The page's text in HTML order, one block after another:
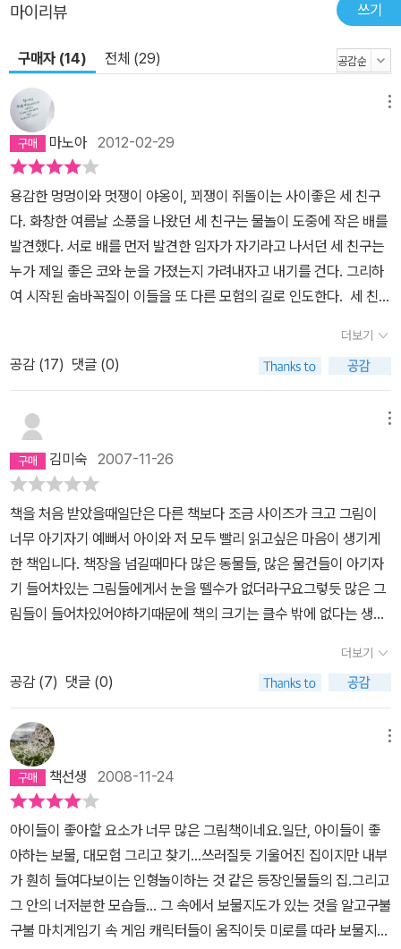
마이리뷰 쓰기
구매자 (14) 전체 (29)
마노아2012-02-29
용감한 멍멍이와 멋쟁이 야옹이, 꾀쟁이 쥐돌이는 사이좋은 세 친구
다. 화창한 여름날 소풍을 나왔던 세 친구는 물놀이 도중에 작은 배를
발견했다. 서로 배를 먼저 발견한 임자가 자기라고 나서던 세 친구는
누가 제일 좋은 코와 눈을 가졌는지 가려내자고 내기를 건다. 그리하
여 시작된 숨바꼭질이 이들을 또 다른 모험의 길로 인도한다. 세 친구
해적의 상자에 숨으려다가 보물지도를 발견하고 만다. 지도가 나왔으
면 마땅히 보물을 찾아 떠나야 하는 법! 세 친구들은 보물을 찾는 새로
운 모험에 돌입하기로 결정한다. 그렇다면 보물섬에는 어떻게 가야
하는 것일까. 꾀많은 쥐돌이가 방법을 찾아냈다. 바로 비행기를 만드
는 크지만! 비행기는 보물섬에 도착했지만 무사히 착지하지는 못했
다. 동굴에 부딪쳐서 산산조각이 난 세친구의 비행기. 섬에는 많은 원
숭이들이 있었다. 세 친구는 원숭이들의 도움을 받아 보물선을 고쳐
서 원숭이들까지 태우고 자신들의 마을로 돌아온다. 아주 튼튼하고
실용적인, 멋드러진 보물선이 근사하기만 하다. 보물을 싣지 않아도
그 자체로 보물이다! 모험을 끝내고 돌아온 친구들은 축배를 들며 모
험의 대미를 장식한다. 이렇게 끝일까? 그랬다면 숨은 그림찾기라는
말을 쓰지 않았을 것이다. 책의 맨 뒷부분에는 수수께끼 풀듯이 찾아
낼 숨은그림찾기가 실려 있다. 어느 장면에서 나왔는지, 누구의 집인
례 읽은 다음에 숨은그림찾기 미션을 인지한 뒤 다시 한번 읽어보았
다. 첫번째에 알아차리지 못했던 자세한 면면들이 뒤늦게 눈속으로
들어온다. 세 친구가 누가 가장 눈이 좋은가 내기를 했는데, 독자 역시
누구 눈이 가장 좋은지 내기해볼 법한 대목이다. 동물 친구들의 재미
난 집에서 스머프를 연상했다. 그들의 공동체, 다양한 이야기가 숨어
있는 개성 넘치는 버섯 집 등등... 이야기의 구조는 아주 치밀하지 않
지만, 꼼꼼하게 그린 그림 속에서 숨어있는 장면들을 찾아내는 재미
가 제법 크다. 평화롭고 재미가 가득한 즐거운 이야기 마을이다.
더보기
공감 (17) 댓글 (0)
김미숙 2007-11-26
책을 처음 받았을때일단은 다른 책보다 조금 사이즈가 크고 그림이
너무 아기자기 예뻐서 아이와 저 모두 빨리 읽고싶은 마음이 생기게
한 책입니다. 책장을 넘길때마다 많은 동물들, 많은 물건들이 아기자
기 들어차있는 그림들에게서 눈을 뗄수가 없더라구요그렇듯 많은 그
림들이 들어차있어야하기때문에 책의 크기는 클수 밖에 없다는 생각
********************************* 용감한 멍멍이와 멋
쟁이 야옹이, 꾀쟁이 쥐돌이가소풍을 나왔다가 시냇가로 떠내려오는
작은배를 두고 실갱이를 벌이다가결국 숨바꼭질로 승부를 내서 배를
가지기로 하는데서 이야기를 시작됩니다.멍멍이네집에서 쥐돌이가
숨을 곳을 찾다가 오래된 해적의 상자를 발견그속에서 보물지도를 찾
게 됩니다.그래서 그들은 보물을 찾으러 떠나기로 결심, 어떻게 갈까
고민하게 됩니다.---야옹이는 어디에 숨었을까요?다함께 찾아보세
요꾀쟁이 쥐돌이가 비행기를 만들자고 제안설계도를 그리고 열심히
비행기를 만듭니다.---야옹이에게 망치가 필요해! 망치는 어디에 있
을까?쥐돌이에게 페달이 필요해! 페달은 어디에 있을까?멍멍이에게
줄자가 필요해! 줄자는 어디에 있을까?다함께 찾아보세요비행기를
완성하여 보물섬에 도착했지만불시착으로 비행기는 다 망가져 버렸
더보기
공감 (7) 댓글 (0)
책선생 2008-11-24
아이들이 좋아할 요소가 너무 많은 그림책이네요.일단, 아이들이 좋
아하는 보물, 대모험 그리고 찾기...쓰러질듯 기울어진 집이지만 내부
가 훤히 들여다보이는 인형놀이하는 것 같은 등장인물들의 집.그리고
그 안의 너저분한 모습들... 그 속에서 보물지도가 있는 것을 알고구불
구불 마치게임기 속 게임 캐릭터들이 움직이듯 미로를 따라 보물지도